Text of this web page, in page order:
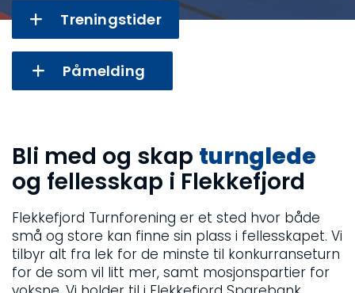
Treningstider
Påmelding
Bli med og skap turnglede
og fellesskap i Flekkefjord
Flekkefjord Turnforening er et sted hvor både
små og store kan finne sin plass i fellesskapet. Vi
tilbyr alt fra lek for de minste til konkurranseturn
for de som vil litt mer, samt mosjonspartier for